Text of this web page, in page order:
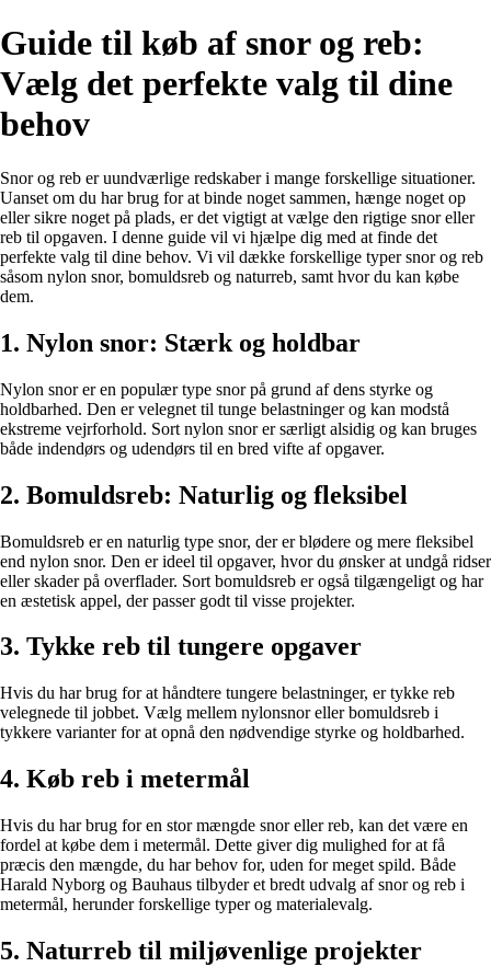
Guide til køb af snor og reb:
Vælg det perfekte valg til dine
behov
Snor og reb er uundværlige redskaber i mange forskellige situationer.
Uanset om du har brug for at binde noget sammen, hænge noget op
eller sikre noget på plads, er det vigtigt at vælge den rigtige snor eller
reb til opgaven. I denne guide vil vi hjælpe dig med at finde det
perfekte valg til dine behov. Vi vil dække forskellige typer snor og reb
såsom nylon snor, bomuldsreb og naturreb, samt hvor du kan købe
dem.
1. Nylon snor: Stærk og holdbar
Nylon snor er en populær type snor på grund af dens styrke og
holdbarhed. Den er velegnet til tunge belastninger og kan modstå
ekstreme vejrforhold. Sort nylon snor er særligt alsidig og kan bruges
både indendørs og udendørs til en bred vifte af opgaver.
2. Bomuldsreb: Naturlig og fleksibel
Bomuldsreb er en naturlig type snor, der er blødere og mere fleksibel
end nylon snor. Den er ideel til opgaver, hvor du ønsker at undgå ridser
eller skader på overflader. Sort bomuldsreb er også tilgængeligt og har
en æstetisk appel, der passer godt til visse projekter.
3. Tykke reb til tungere opgaver
Hvis du har brug for at håndtere tungere belastninger, er tykke reb
velegnede til jobbet. Vælg mellem nylonsnor eller bomuldsreb i
tykkere varianter for at opnå den nødvendige styrke og holdbarhed.
4. Køb reb i metermål
Hvis du har brug for en stor mængde snor eller reb, kan det være en
fordel at købe dem i metermål. Dette giver dig mulighed for at få
præcis den mængde, du har behov for, uden for meget spild. Både
Harald Nyborg og Bauhaus tilbyder et bredt udvalg af snor og reb i
metermål, herunder forskellige typer og materialevalg.
5. Naturreb til miljøvenlige projekter